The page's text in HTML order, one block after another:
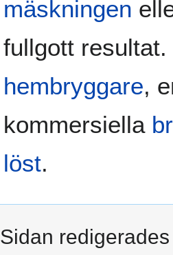
mäskningen
fullgott
hembryggare,
kommersiella
löst.
Sidan